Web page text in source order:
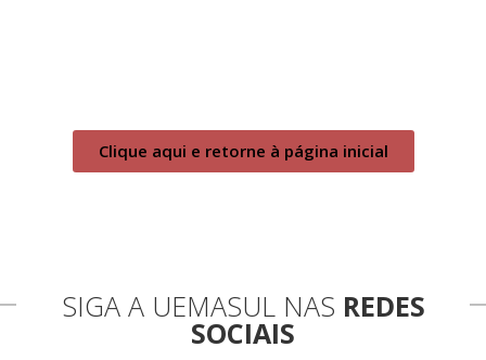
Clique aqui e retorne à página inicial
SIGA A UEMASUL NAS REDES
SOCIAIS